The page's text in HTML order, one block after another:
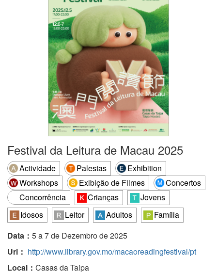
Festival da Leitura de Macau 2025
Actividade Palestas
Exhibition
Workshops
Exibição de Filmes
Concertos
Concorrência
Crianças
Jovens
Idosos
Leitor Adultos
Família
Data： 5 a 7 de Dezembro de 2025
Url： http://www.library.gov.mo/macaoreadingfestival/pt
Local： Casas da Taipa